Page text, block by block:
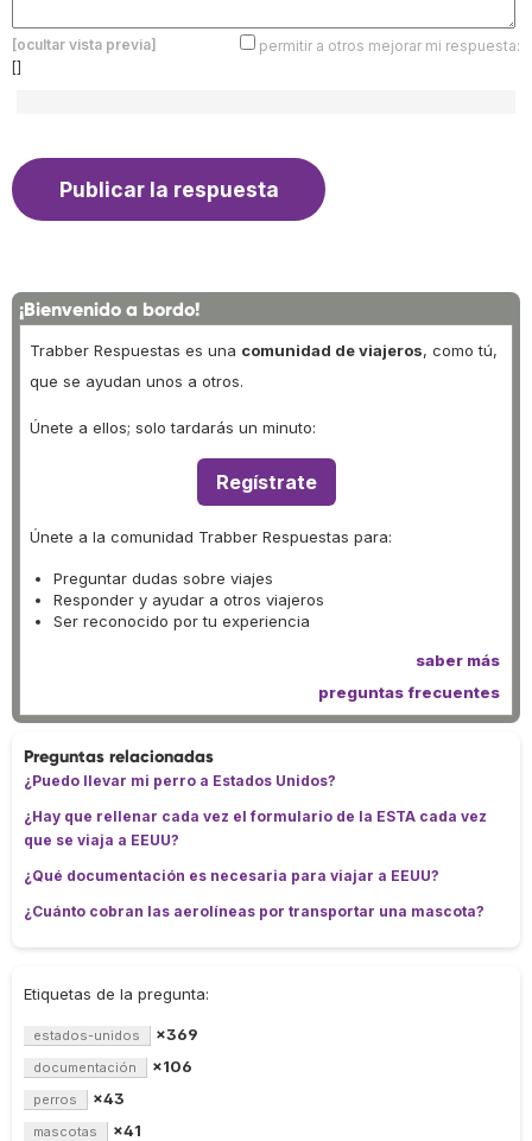
[ocultar vista previa]
permitir a otros mejorar mi respuesta:
[]
¡Bienvenido a bordo!
Trabber Respuestas es una comunidad de viajeros, como tú,
que se ayudan unos a otros.
Únete a ellos; solo tardarás un minuto:
Regístrate
Únete a la comunidad Trabber Respuestas para:
Preguntar dudas sobre viajes
Responder y ayudar a otros viajeros
Ser reconocido por tu experiencia
saber más
preguntas frecuentes
Preguntas relacionadas
¿Puedo llevar mi perro a Estados Unidos?
¿Hay que rellenar cada vez el formulario de la ESTA cada vez
que se viaja a EEUU?
¿Qué documentación es necesaria para viajar a EEUU?
¿Cuánto cobran las aerolíneas por transportar una mascota?
Etiquetas de la pregunta:
estados-unidos ×369
documentación ×106
perros ×43
mascotas ×41